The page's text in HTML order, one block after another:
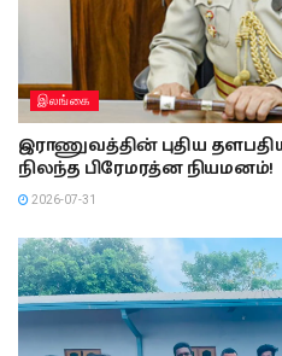
இலங்கை
இராணுவத்தின் புதிய
நிலந்த பிரேமரத்ன நியமனம்!
2026-07-31